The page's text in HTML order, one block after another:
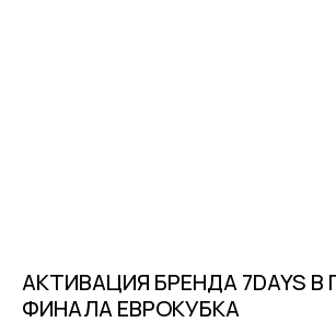
АКТИВАЦИЯ БРЕНДА 7DAYS
ФИНАЛА ЕВРОКУБКА